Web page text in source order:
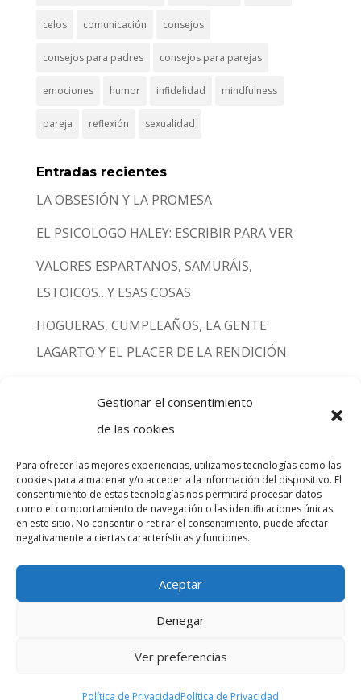
Gestionar el consentimiento
de las cookies
Para ofrecer las mejores experiencias, utilizamos tecnologías como las
cookies para almacenar y/o acceder a la información del dispositivo. El
consentimiento de estas tecnologías nos permitirá procesar datos
como el comportamiento de navegación o las identificaciones únicas
en este sitio. No consentir o retirar el consentimiento, puede afectar
negativamente a ciertas características y funciones.
Aceptar
Denegar
Ver preferencias
Política de PrivacidadPolítica de Privacidad
celos comunicación consejos
consejos para padres consejos para parejas
emociones humor infidelidad mindfulness
pareja reflexión sexualidad
Entradas recientes
LA OBSESIÓN Y LA PROMESA
EL PSICOLOGO HALEY: ESCRIBIR PARA VER
VALORES ESPARTANOS, SAMURÁIS,
ESTOICOS…Y ESAS COSAS
HOGUERAS, CUMPLEAÑOS, LA GENTE
LAGARTO Y EL PLACER DE LA RENDICIÓN
SER AMADO
INICIO INDIVIDUAL
COACHING
REDACCIÓN
FORMACIÓN
QUIÉN SOY
M22990 Colegio Oficial de la Psicología de
Madrid. | WhatsApp: 687 591 639